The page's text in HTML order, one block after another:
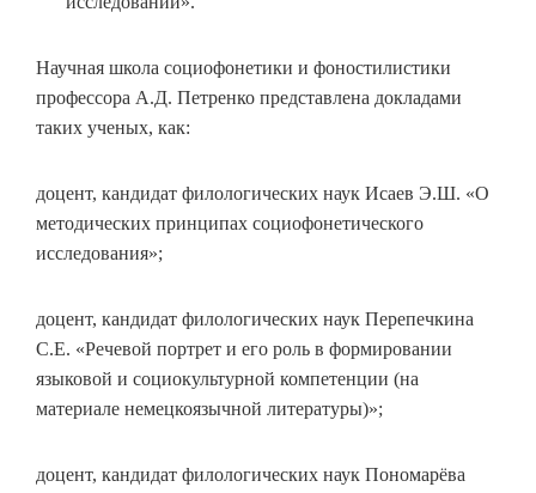
Научная школа социофонетики и фоностилистики
профессора А.Д. Петренко представлена докладами
таких ученых, как:
доцент, кандидат филологических наук Исаев Э.Ш. «О
методических принципах социофонетического
исследования»;
доцент, кандидат филологических наук Перепечкина
С.Е. «Речевой портрет и его роль в формировании
языковой и социокультурной компетенции (на
материале немецкоязычной литературы)»;
доцент, кандидат филологических наук Пономарёва